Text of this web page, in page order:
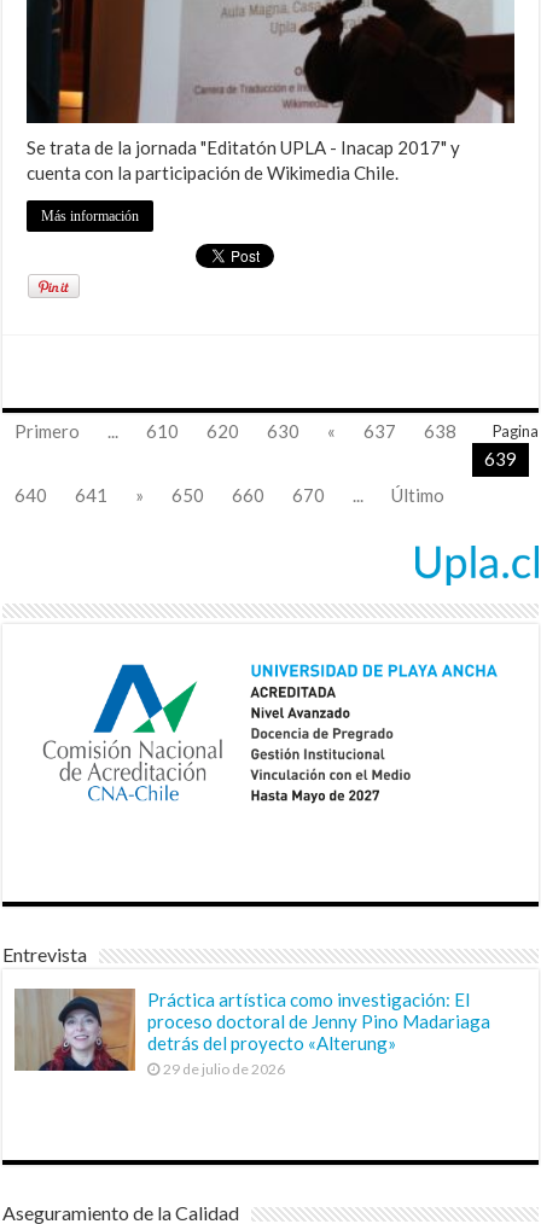
Se trata de la jornada "Editatón UPLA - Inacap 2017" y
cuenta con la participación de Wikimedia Chile.
Más información
Pagina
Primero ... 610 620 630 « 637
638
639
640
641 » 650 660 670 ... Último
Entrevista
Práctica artística como investigación: El
proceso doctoral de Jenny Pino Madariaga
detrás del proyecto «Alterung»
29 de julio de 2026
Aseguramiento de la Calidad